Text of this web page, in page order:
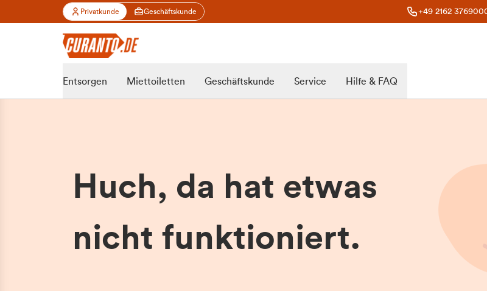
Privatkunde Geschäftskunde +49 2162
Entsorgen Miettoiletten Geschäftskunde Service Hilfe & FAQ
Huch, da hat etwas
nicht funktioniert.